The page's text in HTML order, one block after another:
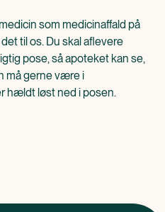
som medicinaffald på
til os. Du skal aflevere
pose, så apoteket kan se,
må gerne være i
hældt løst ned i posen.